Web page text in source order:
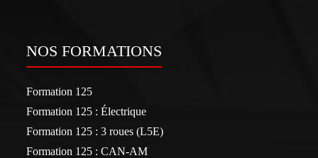
NOS FORMATIONS
Formation 125
Formation 125 : Électrique
Formation 125 : 3 roues (L5E)
Formation 125 : CAN-AM